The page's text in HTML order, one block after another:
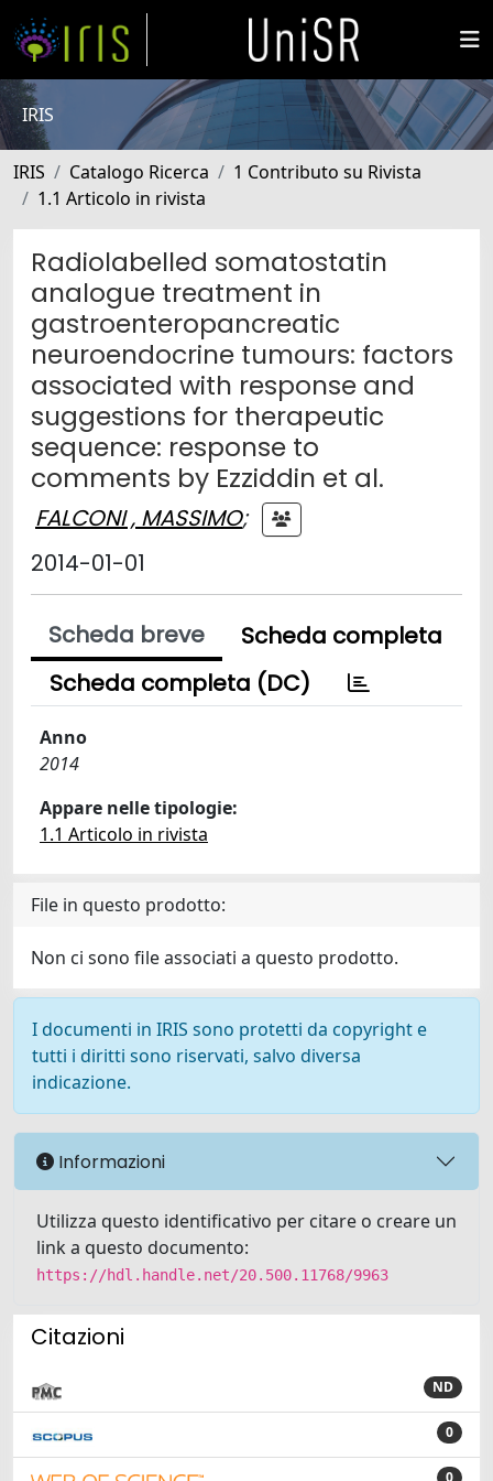
IRIS
IRIS Catalogo Ricerca
1 Contributo su Rivista
1.1 Articolo in rivista
Radiolabelled somatostatin
analogue treatment in
gastroenteropancreatic
neuroendocrine tumours: factors
associated with response and
suggestions for therapeutic
sequence: response to
comments by Ezziddin et al.
FALCONI , MASSIMO;
2014-01-01
Scheda breve
Scheda completa
Scheda completa (DC)
Anno
2014
Appare nelle tipologie:
1.1 Articolo in rivista
File in questo prodotto:
Non ci sono file associati a questo prodotto.
I documenti in IRIS sono protetti da copyright e
tutti i diritti sono riservati, salvo diversa
indicazione.
Informazioni
Utilizza questo identificativo per citare o creare un
link a questo documento:
https://hdl.handle.net/20.500.11768/9963
Citazioni
ND
0